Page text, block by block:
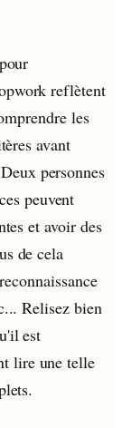
reflètent
les
avant
personnes
peuvent
et avoir des
de cela
Relisez bien
est
lire une telle